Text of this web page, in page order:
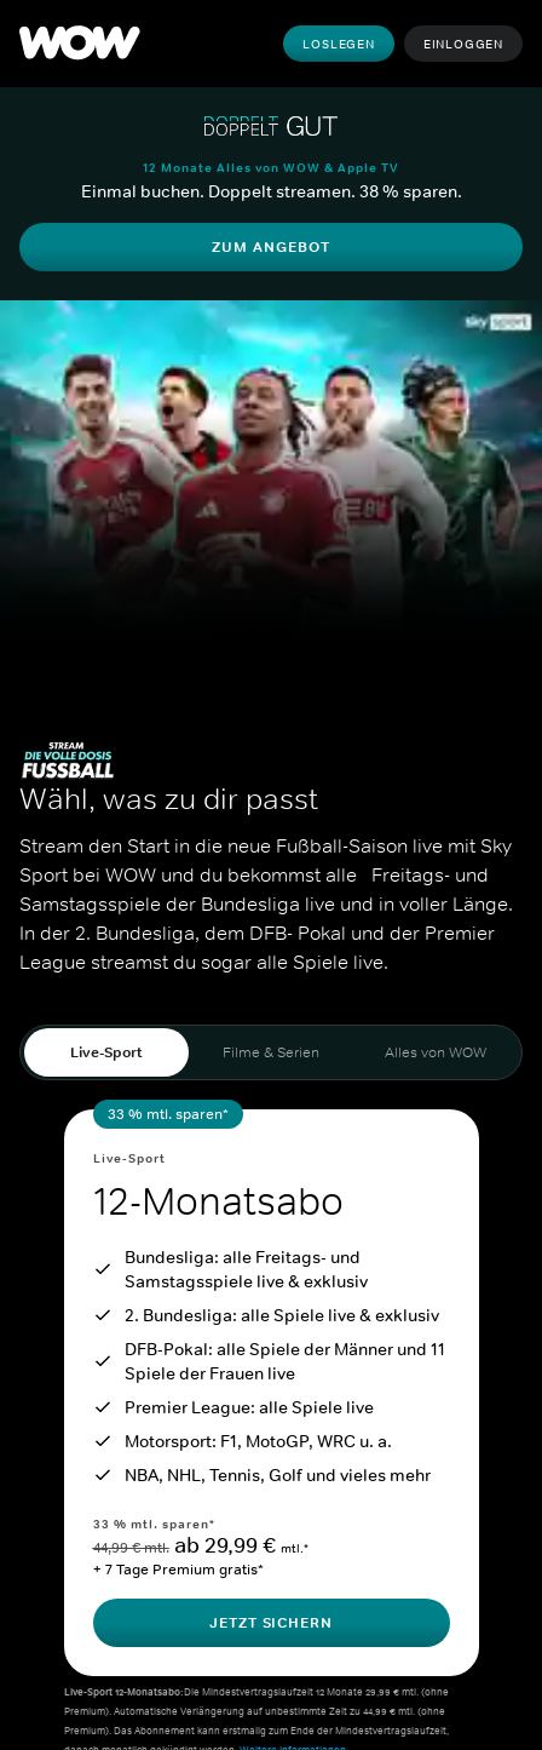
LOSLEGEN EINLOGGEN
12 Monate Alles von WOW & Apple TV
Einmal buchen. Doppelt streamen. 38 % sparen.
ZUM ANGEBOT
Wähl, was zu dir passt
Stream den Start in die neue Fußball-Saison live mit Sky
Sport bei WOW und du bekommst alle   Freitags- und
Samstagsspiele der Bundesliga live und in voller Länge.
In der 2. Bundesliga, dem DFB- Pokal und der Premier
League streamst du sogar alle Spiele live.
Live-Sport Filme & Serien Alles von WOW
33 % mtl. sparen*
Live-Sport
12-Monatsabo
Bundesliga: alle Freitags- und
Samstagsspiele live & exklusiv
2. Bundesliga: alle Spiele live & exklusiv
DFB-Pokal: alle Spiele der Männer und 11
Spiele der Frauen live
Premier League: alle Spiele live
Motorsport: F1, MotoGP, WRC u. a.
NBA, NHL, Tennis, Golf und vieles mehr
33 % mtl. sparen*
44,99 € mtl. ab 29,99 € mtl.*
+ 7 Tage Premium gratis*
JETZT SICHERN
Live-Sport 12-Monatsabo:Die Mindestvertragslaufzeit 12 Monate 29,99 € mtl. (ohne
Premium). Automatische Verlängerung auf unbestimmte Zeit zu 44,99 € mtl. (ohne
Premium). Das Abonnement kann erstmalig zum Ende der Mindestvertragslaufzeit,